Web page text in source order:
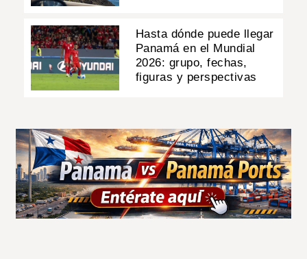
Hasta dónde puede llegar
Panamá en el Mundial
2026: grupo, fechas,
figuras y perspectivas